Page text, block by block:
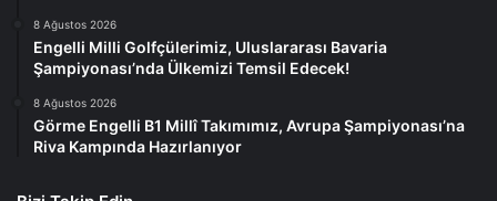
8 Ağustos 2026
Engelli Milli Golfçülerimiz, Uluslararası Bavaria
Şampiyonası’nda Ülkemizi Temsil Edecek!
8 Ağustos 2026
Görme Engelli B1 Millî Takımımız, Avrupa Şampiyonası’na
Riva Kampında Hazırlanıyor